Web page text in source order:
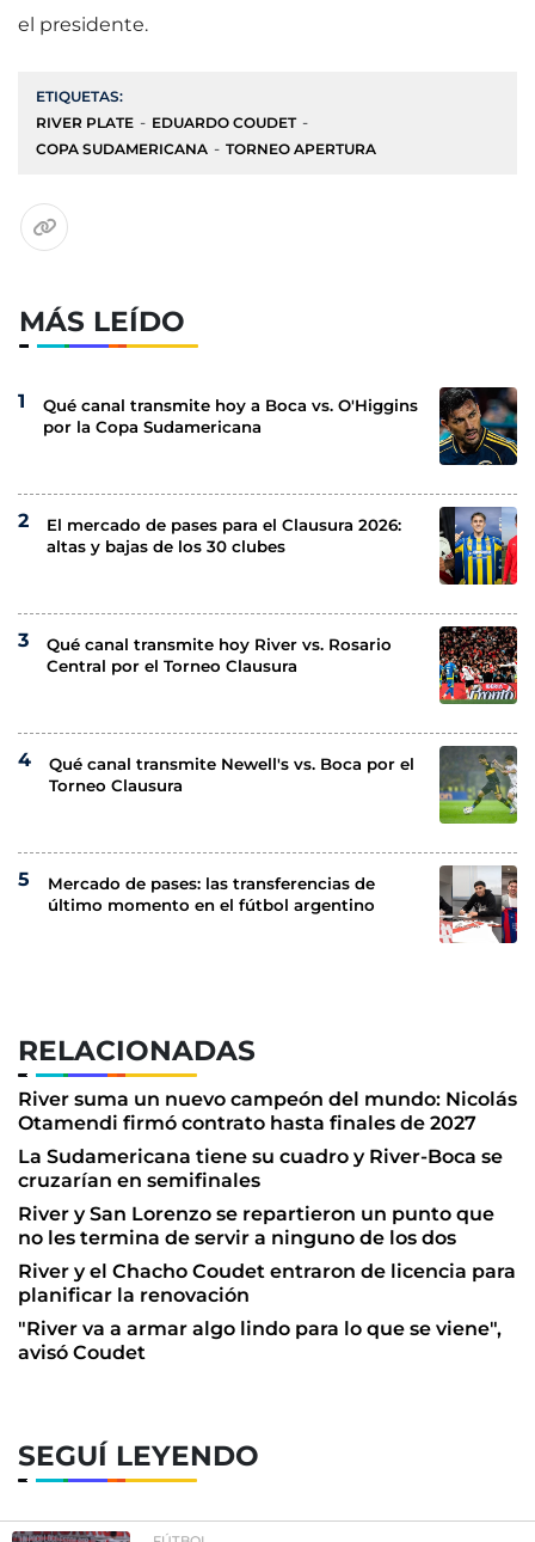
el presidente.
ETIQUETAS:
RIVER PLATE
EDUARDO COUDET
COPA SUDAMERICANA
TORNEO APERTURA
RELACIONADAS
River suma un nuevo campeón del mundo: Nicolás
Otamendi firmó contrato hasta finales de 2027
La Sudamericana tiene su cuadro y River-Boca se
cruzarían en semifinales
River y San Lorenzo se repartieron un punto que
no les termina de servir a ninguno de los dos
River y el Chacho Coudet entraron de licencia para
planificar la renovación
"River va a armar algo lindo para lo que se viene",
avisó Coudet
MÁS LEÍDO
Qué canal transmite hoy a Boca vs. O'Higgins
por la Copa Sudamericana
El mercado de pases para el Clausura 2026:
altas y bajas de los 30 clubes
Qué canal transmite hoy River vs. Rosario
Central por el Torneo Clausura
Qué canal transmite Newell's vs. Boca por el
Torneo Clausura
Mercado de pases: las transferencias de
último momento en el fútbol argentino
SEGUÍ LEYENDO